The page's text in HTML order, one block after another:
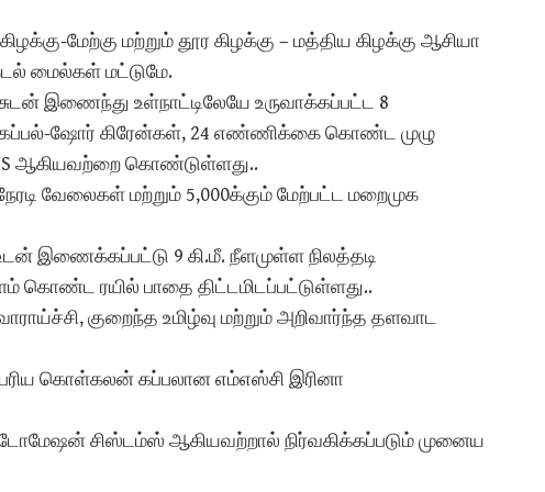
மேற்கு மற்றும் தூர கிழக்கு – மத்திய கிழக்கு ஆசியா
மைல்கள் மட்டுமே.
இணைந்து உள்நாட்டிலேயே உருவாக்கப்பட்ட 8
ஷோர் கிரேன்கள், 24 எண்ணிக்கை கொண்ட முழு
ஆகியவற்றை கொண்டுள்ளது..
வேலைகள் மற்றும் 5,000க்கும் மேற்பட்ட மறைமுக
இணைக்கப்பட்டு 9 கி.மீ. நீளமுள்ள நிலத்தடி
கொண்ட ரயில் பாதை திட்டமிடப்பட்டுள்ளது..
குறைந்த உமிழ்வு மற்றும் அறிவார்ந்த தளவாட
கொள்கலன் கப்பலான எம்எஸ்சி இரினா
சிஸ்டம்ஸ் ஆகியவற்றால் நிர்வகிக்கப்படும் முனைய